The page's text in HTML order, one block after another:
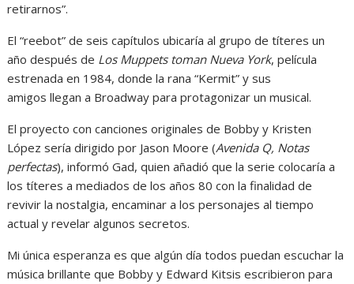
retirarnos”.
El “reebot” de seis capítulos ubicaría al grupo de títeres un
año después de Los Muppets toman Nueva York, película
estrenada en 1984, donde la rana “Kermit” y sus
amigos llegan a Broadway para protagonizar un musical.
El proyecto con canciones originales de Bobby y Kristen
López sería dirigido por Jason Moore (Avenida Q, Notas
perfectas), informó Gad, quien añadió que la serie colocaría a
los títeres a mediados de los años 80 con la finalidad de
revivir la nostalgia, encaminar a los personajes al tiempo
actual y revelar algunos secretos.
Mi única esperanza es que algún día todos puedan escuchar la
música brillante que Bobby y Edward Kitsis escribieron para